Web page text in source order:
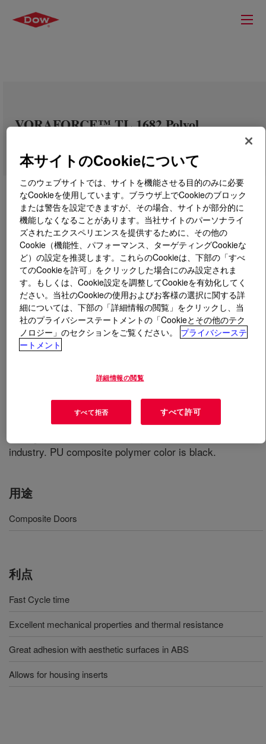
VORAFORCE™ TL 1682 Polyol
とはVORAFORCE™ TL 1682 Polyol?
VORAFORCE™ TL 1682 Polyol and VORAFORCE™ TL
1600 Isocyanate have been developed to be co-injected
together with glass fiber via LFI or Interwet technology
an amount of fiber glass content varying from 10% to
25%. This product allows to realize polyurethane
composites suitable for the production of structural
components with high Flexural Young Modulus and
industry. PU composite polymer color is black.
用途
Composite Doors
利点
Fast Cycle time
Excellent mechanical properties and thermal resistance
Great adhesion with aesthetic surfaces in ABS
Allows for housing inserts
本サイトのCookieについて
このウェブサイトでは、サイトを機能させる目的のみに必要
なCookieを使用しています。ブラウザ上でCookieのブロック
または警告を設定できますが、その場合、サイトが部分的に
機能しなくなることがあります。当社サイトのパーソナライ
ズされたエクスペリエンスを提供するために、その他の
Cookie（機能性、パフォーマンス、ターゲティングCookieな
ど）の設定を推奨します。これらのCookieは、下部の「すべ
てのCookieを許可」をクリックした場合にのみ設定されま
す。もしくは、Cookie設定を調整してCookieを有効化してく
ださい。当社のCookieの使用およびお客様の選択に関する詳
細については、下部の「詳細情報の閲覧」をクリックし、当
社のプライバシーステートメントの「Cookieとその他のテク
ノロジー」のセクションをご覧ください。
プライバシーステ
ートメント
詳細情報の閲覧
すべて拒否 すべて許可